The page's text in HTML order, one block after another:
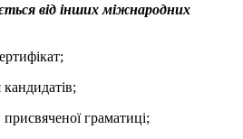
від інших міжнародних
кандидатів;
граматиці;